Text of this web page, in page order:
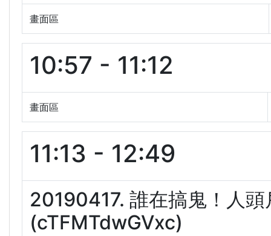
畫面區
10:57 - 11:12
畫面區
11:13 - 12:49
20190417. 誰在搞鬼！人
(cTFMTdwGVxc)